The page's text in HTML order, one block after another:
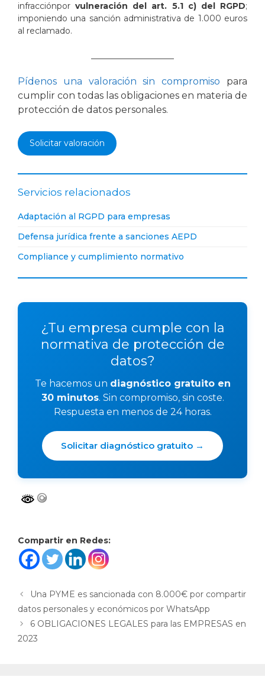
infracciónporvulneración del art. 5.1 c) del RGPD;
imponiendo una sanción administrativa de 1.000 euros
al reclamado.
Pídenos una valoración sin compromiso para
cumplir con todas las obligaciones en materia de
protección de datos personales.
Solicitar valoración
Servicios relacionados
Adaptación al RGPD para empresas
Defensa jurídica frente a sanciones AEPD
Compliance y cumplimiento normativo
¿Tu empresa cumple con la
normativa de protección de
datos?
Te hacemos un diagnóstico gratuito en
30 minutos. Sin compromiso, sin coste.
Respuesta en menos de 24 horas.
Solicitar diagnóstico gratuito →
Compartir en Redes:
Una PYME es sancionada con 8.000€ por compartir
datos personales y económicos por WhatsApp
6 OBLIGACIONES LEGALES para las EMPRESAS en
2023